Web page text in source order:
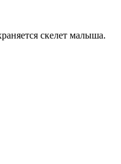
скелет малыша.